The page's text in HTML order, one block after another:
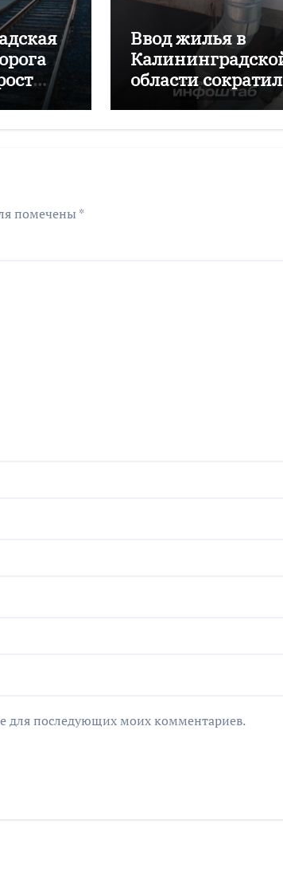
Ввод жилья в
области
почти на 16%
помечены *
для последующих моих комментариев.